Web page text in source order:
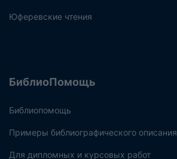
Юферевские чтения
БиблиоПомощь
Библиопомощь
Примеры библиографического описания
Для дипломных и курсовых работ